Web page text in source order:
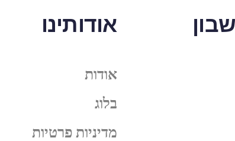
אודותינו
אודות
בלוג
מדיניות פרטיות